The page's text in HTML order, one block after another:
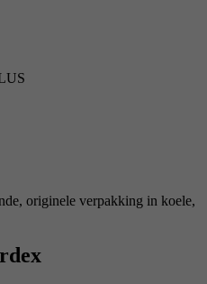
originele verpakking in koele,